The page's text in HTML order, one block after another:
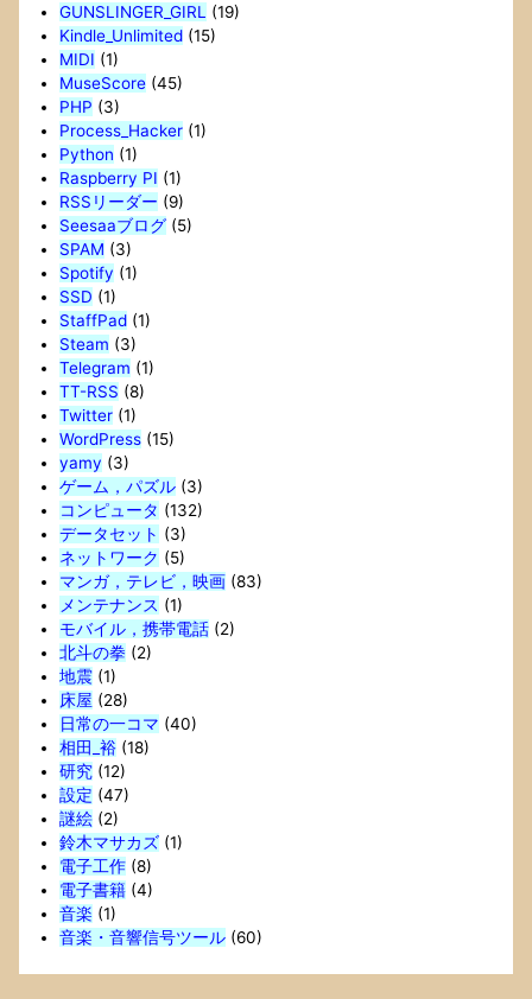
GUNSLINGER_GIRL (19)
Kindle_Unlimited(15)
MIDI (1)
MuseScore(45)
PHP (3)
Process_Hacker(1)
Python (1)
Raspberry PI (1)
RSSリーダー (9)
Seesaaブログ(5)
SPAM (3)
Spotify (1)
SSD (1)
StaffPad(1)
Steam (3)
Telegram (1)
TT-RSS (8)
Twitter(1)
WordPress(15)
yamy (3)
ゲーム，パズル(3)
コンピュータ (132)
データセット (3)
ネットワーク (5)
マンガ，テレビ，映画(83)
メンテナンス (1)
モバイル，携帯電話(2)
北斗の拳 (2)
地震(1)
床屋 (28)
日常の一コマ (40)
相田_裕(18)
研究(12)
設定 (47)
謎絵(2)
鈴木マサカズ(1)
電子工作(8)
電子書籍(4)
音楽 (1)
音楽・音響信号ツール(60)